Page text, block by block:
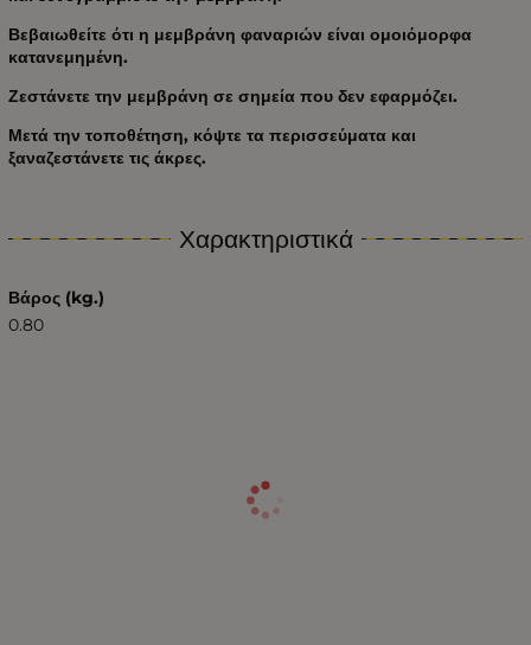
Βεβαιωθείτε ότι η μεμβράνη φαναριών είναι ομοιόμορφα
κατανεμημένη.
Ζεστάνετε την μεμβράνη σε σημεία που δεν εφαρμόζει.
Μετά την τοποθέτηση, κόψτε τα περισσεύματα και
ξαναζεστάνετε τις άκρες.
Χαρακτηριστικά
Βάρος (kg.)
0.80